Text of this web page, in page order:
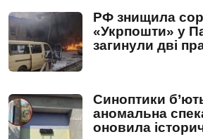
РФ знищила
«Укрпошти» у
загинули дві
Синоптики
аномальна
оновила